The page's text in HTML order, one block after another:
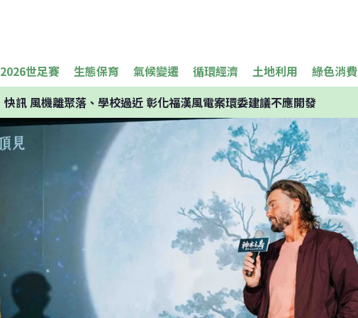
2026世足賽 生態保育 氣候變遷 循環經濟 土地利用 綠色消費
快訊風機離聚落、學校過近 彰化福漢風電案環委建議不應開發